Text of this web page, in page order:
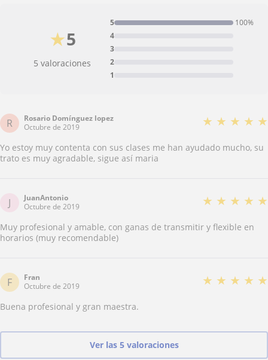
5
★
5 valoraciones
1
2
3
4
5 100%
R
Rosario Domínguez lopez
Octubre de 2019
★ ★ ★ ★ ★
Yo estoy muy contenta con sus clases me han ayudado mucho, su
trato es muy agradable, sigue así maria
J
JuanAntonio
Octubre de 2019
★ ★ ★ ★ ★
Muy profesional y amable, con ganas de transmitir y flexible en
horarios (muy recomendable)
F
Fran
Octubre de 2019
★ ★ ★ ★ ★
Buena profesional y gran maestra.
Ver las 5 valoraciones